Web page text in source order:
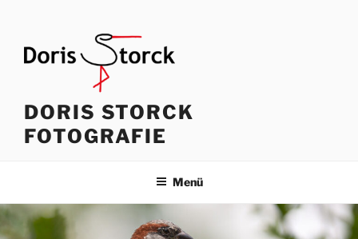
springen
DORIS STORCK
FOTOGRAFIE
Menü